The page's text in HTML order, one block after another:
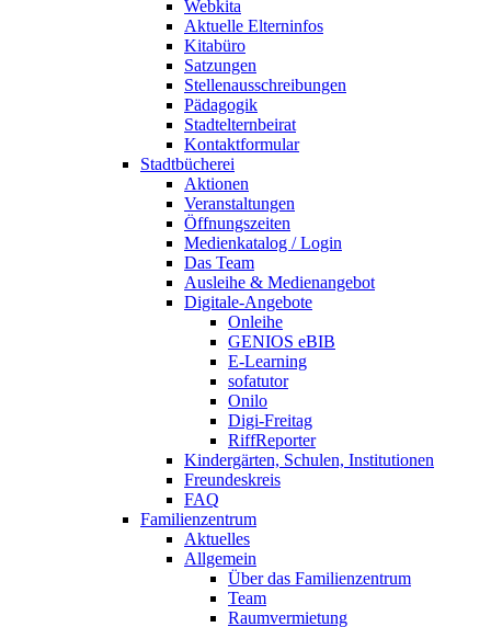
Webkita
Aktuelle Elterninfos
Kitabüro
Satzungen
Stellenausschreibungen
Pädagogik
Stadtelternbeirat
Kontaktformular
Stadtbücherei
Aktionen
Veranstaltungen
Öffnungszeiten
Medienkatalog / Login
Das Team
Ausleihe & Medienangebot
Digitale-Angebote
Onleihe
GENIOS eBIB
E-Learning
sofatutor
Onilo
Digi-Freitag
RiffReporter
Kindergärten, Schulen, Institutionen
Freundeskreis
FAQ
Familienzentrum
Aktuelles
Allgemein
Über das Familienzentrum
Team
Raumvermietung